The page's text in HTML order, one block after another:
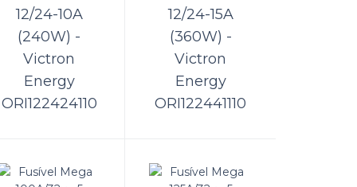
-
ORÇAMENTO
Comparar
12/24-10A
(240W) -
Victron
Energy
ORI122424110
12/24-15A
(360W) -
Victron
Energy
ORI122441110